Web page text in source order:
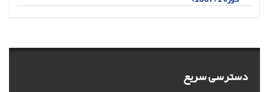
دسترسی سریع